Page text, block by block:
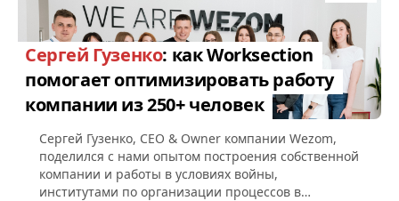
Сергей Гузенко: как Worksection
помогает оптимизировать работу
компании из 250+ человек
Сергей Гузенко, СEO & Owner компании Wezom,
поделился с нами опытом построения собственной
компании и работы в условиях войны,
институтами по организации процессов в